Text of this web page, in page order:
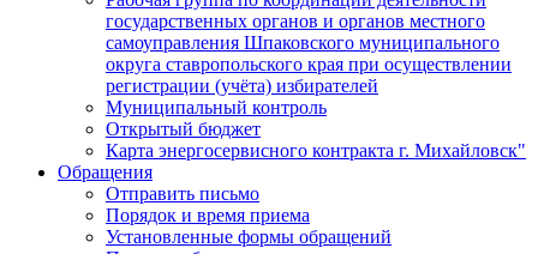
государственных органов и органов местного
самоуправления Шпаковского муниципального
округа ставропольского края при осуществлении
регистрации (учёта) избирателей
Муниципальный контроль
Открытый бюджет
Карта энергосервисного контракта г. Михайловск"
Обращения
Отправить письмо
Порядок и время приема
Установленные формы обращений